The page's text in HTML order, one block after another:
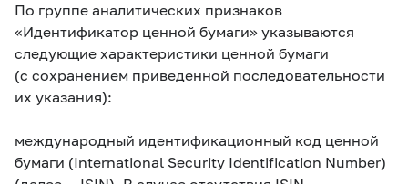
По группе аналитических признаков
«Идентификатор ценной бумаги» указываются
следующие характеристики ценной бумаги
(с сохранением приведенной последовательности
их указания):
международный идентификационный код ценной
бумаги (International Security Identification Number)